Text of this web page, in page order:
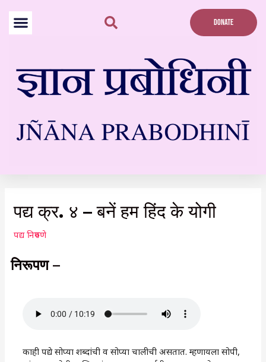
content
DONATE
पद्य क्र. ४ – बनें हम हिंद के योगी
पद्य निरुपणे
निरूपण –
काही पद्ये सोप्या शब्दांची व सोप्या चालीची असतात. म्हणायला सोपी,